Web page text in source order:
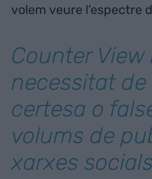
volem veure l’espectre
Counter View
necessitat de
certesa o
volums de
xarxes socials